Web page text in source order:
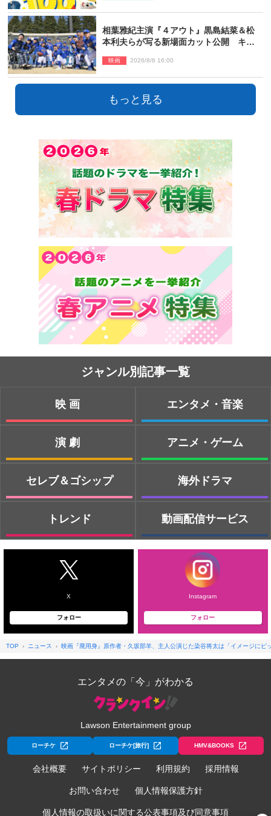
相葉雅紀主演『４アウト』黒島結菜＆松
本利夫らが写る新場面カット公開 キャ
映画 2026/8/6 16:00
もっと見る
ジャンル別記事一覧
映画
演劇
セレブ＆ゴシップ
トレンド
エンタメ・音楽
アニメ・ゲーム
海外ドラマ
動画配信サービス
X
フォロー
Instagram
フォロー
TOP ニュース 映画『廃用身』原作者・久坂部羊、主人公演じた染谷将太は「イメージにピ
エンタメの「今」がわかる
Lawson Entertainment group
ローチケ ローチケ[旅行] HMV&BOOKS
会社概要 サイトポリシー 利用規約 採用情報
お問い合わせ 個人情報保護方針
個人情報の取扱いに関する公表事項及び同意事項